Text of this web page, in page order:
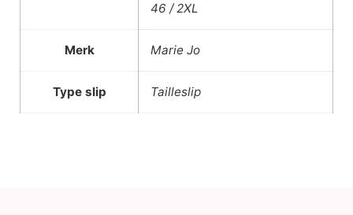
46 / 2XL
Merk Marie Jo
Type slip Tailleslip